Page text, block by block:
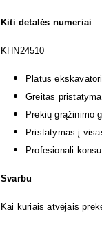
Kiti detalės numeriai
KHN24510
Platus
Greitas
Prekių grąžinimo
Pristatymas į
Profesionali
Svarbu
Kai kuriais atvėjais